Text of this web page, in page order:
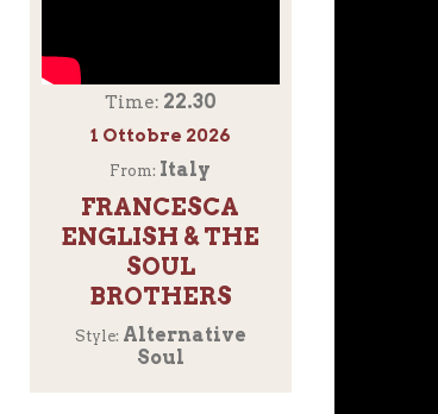
Time: 22.30
1 Ottobre 2026
From: Italy
FRANCESCA
ENGLISH & THE
SOUL
BROTHERS
Style: Alternative
Soul